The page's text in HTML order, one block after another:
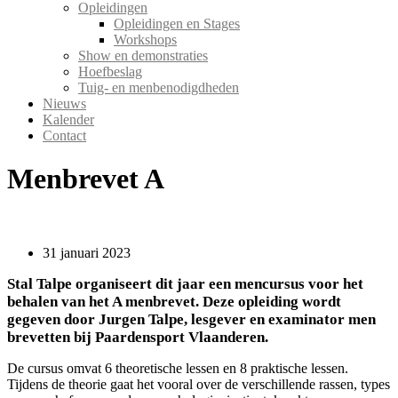
Opleidingen
Opleidingen en Stages
Workshops
Show en demonstraties
Hoefbeslag
Tuig- en menbenodigdheden
Nieuws
Kalender
Contact
Menbrevet A
31 januari 2023
Stal Talpe organiseert dit jaar een mencursus voor het
behalen van het A menbrevet. Deze opleiding wordt
gegeven door Jurgen Talpe, lesgever en examinator men
brevetten bij Paardensport Vlaanderen.
De cursus omvat 6 theoretische lessen en 8 praktische lessen.
Tijdens de theorie gaat het vooral over de verschillende rassen, types